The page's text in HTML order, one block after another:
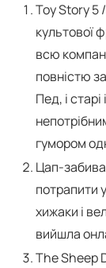
Toy Story 5
культової
всю
повністю
Пед, і
гумором
Цап-
потрапити
хижаки і
вийшла
The Sheep